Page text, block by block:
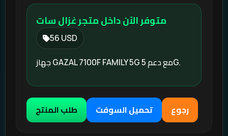
متوفر الآن داخل متجر غزال سات
56 USD
جهاز GAZAL 7100F FAMILY 5G مع دعم 5G.
طلب المنتج تحميل السوفت رجوع